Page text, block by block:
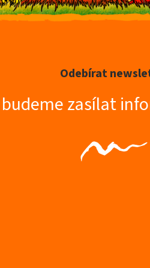
Odebírat
zasílat